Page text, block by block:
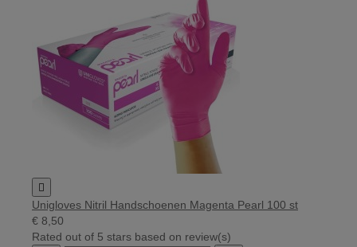

Unigloves Nitril Handschoenen Magenta Pearl 100 st
€ 8,50
Rated out of 5 stars based on review(s)